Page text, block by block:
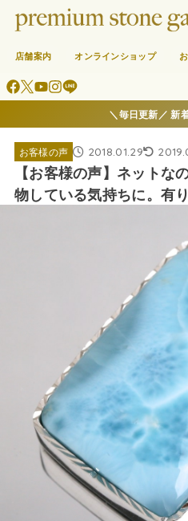
店舗案内 オンラインショップ
＼毎日更新／ 新
お客様の声 2018.01.29
【お客様の声】ネットな
物している気持ちに。有